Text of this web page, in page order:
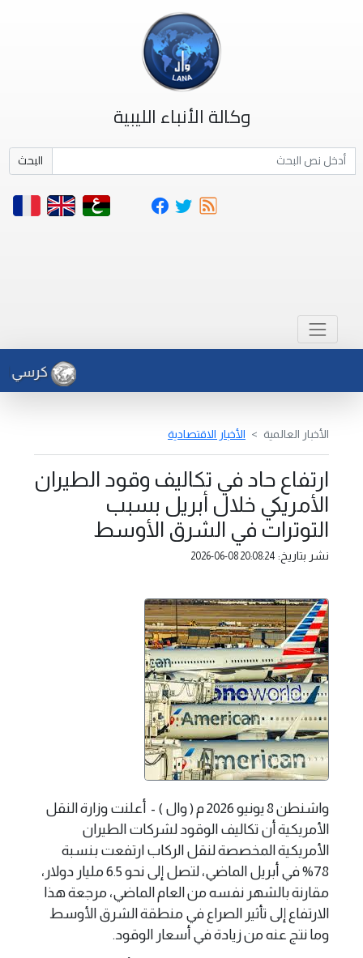
وكالة الأنباء الليبية
البحث
كرسي
الأخبار العالمية الأخبار الاقتصادية
ارتفاع حاد في تكاليف وقود الطيران
الأمريكي خلال أبريل بسبب
التوترات في الشرق الأوسط
نشر بتاريخ: 2026-06-08 20:08:24
واشنطن 8 يونيو 2026 م ( وال ) - أعلنت وزارة النقل
الأمريكية أن تكاليف الوقود لشركات الطيران
الأمريكية المخصصة لنقل الركاب ارتفعت بنسبة
78% في أبريل الماضي، لتصل إلى نحو 6.5 مليار دولار،
مقارنة بالشهر نفسه من العام الماضي، مرجعة هذا
الارتفاع إلى تأثير الصراع في منطقة الشرق الأوسط
وما نتج عنه من زيادة في أسعار الوقود.